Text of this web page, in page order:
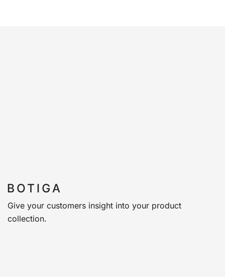
Give your customers insight into your product
collection.